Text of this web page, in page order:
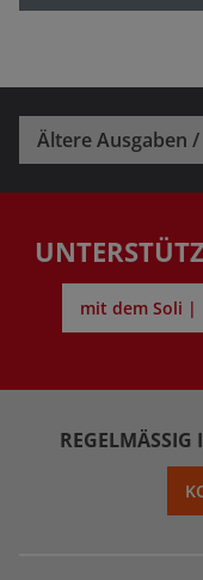
Ältere Ausgaben
mit dem Soli |